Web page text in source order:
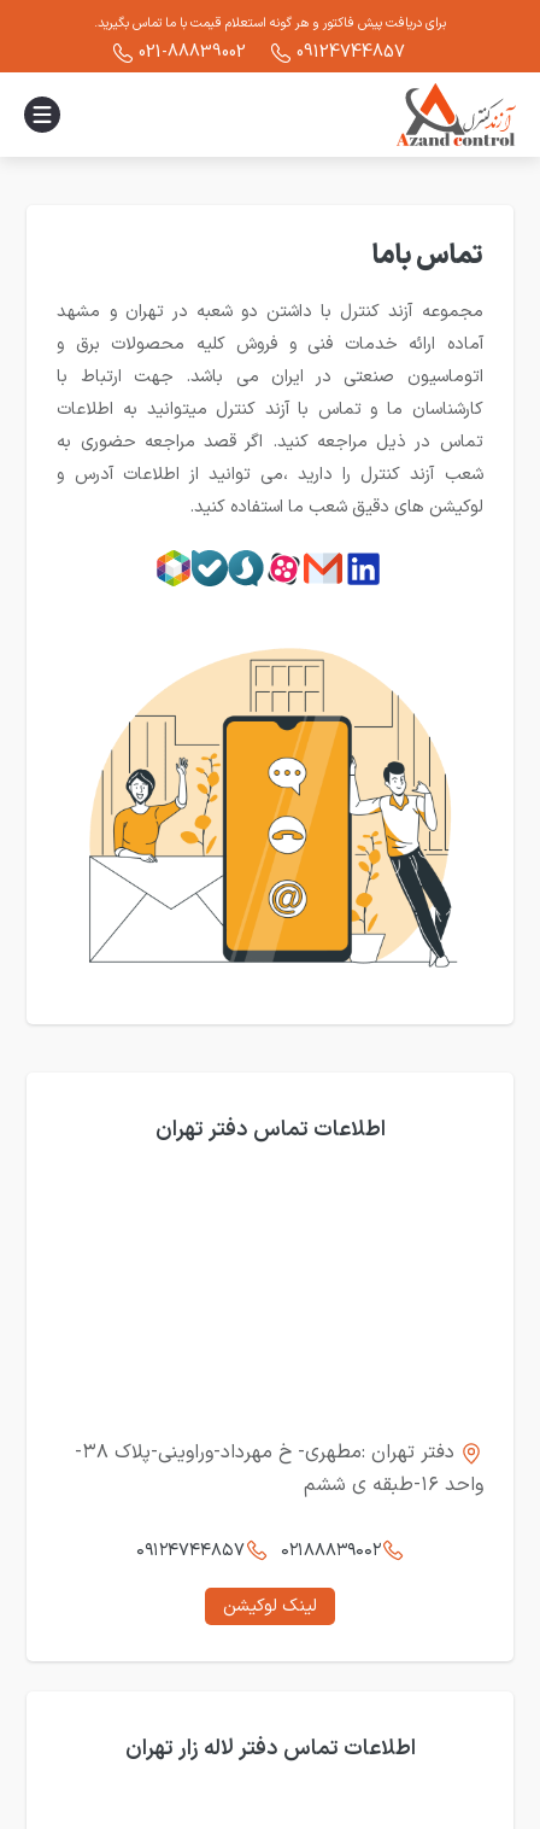
برای دریافت پیش فاکتور و هر گونه استعلام قیمت با ما تماس بگیرید.
09124744857
021-88839002
تماس باما
مجموعه آزند کنترل با داشتن دو شعبه در تهران و مشهد
آماده ارائه خدمات فنی و فروش کلیه محصولات برق و
اتوماسیون صنعتی در ایران می باشد. جهت ارتباط با
کارشناسان ما و تماس با آزند کنترل میتوانید به اطلاعات
تماس در ذیل مراجعه کنید. اگر قصد مراجعه حضوری به
شعب آزند کنترل را دارید ،می توانید از اطلاعات آدرس و
لوکیشن های دقیق شعب ما استفاده کنید.
اطلاعات تماس دفتر تهران
دفتر تهران :مطهری- خ مهرداد-وراوینی-پلاک ۳۸-
واحد ۱۶-طبقه ی ششم
۰۲۱۸۸۸۳۹۰۰۲ ۰۹۱۲۴۷۴۴۸۵۷
لینک لوکیشن
اطلاعات تماس دفتر لاله زار تهران